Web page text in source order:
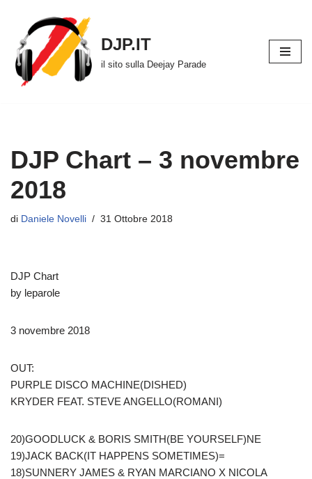
Vai
al
contenuto
DJP.IT
il sito sulla Deejay Parade
DJP Chart – 3 novembre
2018
di Daniele Novelli 31 Ottobre 2018
DJP Chart
by leparole
3 novembre 2018
OUT:
PURPLE DISCO MACHINE(DISHED)
KRYDER FEAT. STEVE ANGELLO(ROMANI)
20)GOODLUCK & BORIS SMITH(BE YOURSELF)NE
19)JACK BACK(IT HAPPENS SOMETIMES)=
18)SUNNERY JAMES & RYAN MARCIANO X NICOLA